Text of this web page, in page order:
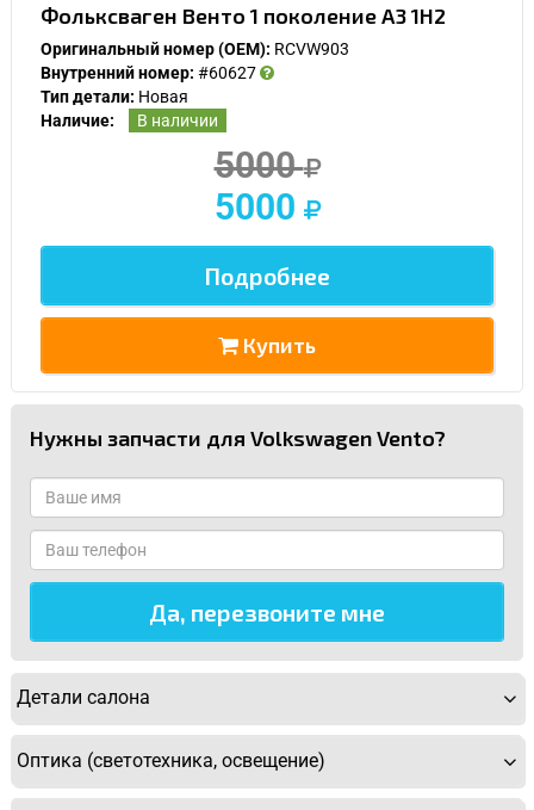
Фольксваген Венто 1 поколение A3 1H2
Оригинальный номер (OEM): RCVW903
Внутренний номер: #60627
Тип детали: Новая
Наличие:
В наличии
5000
5000
Подробнее
Купить
Нужны запчасти для Volkswagen Vento?
Детали салона
Оптика (светотехника, освещение)